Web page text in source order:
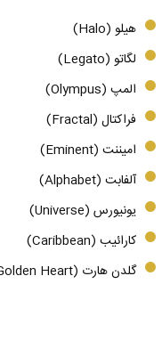
هیلو (Halo)
لگاتو (Legato)
المپ (Olympus)
فراکتال (Fractal)
امیننت (Eminent)
آلفابت (Alphabet)
یونیورس (Universe)
کارائیب (Caribbean)
گلدن هارت (Golden Heart)